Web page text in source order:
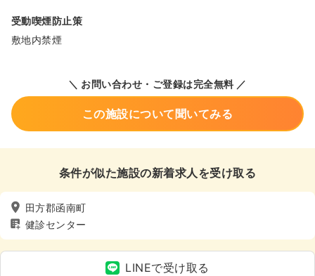
受動喫煙防止策
敷地内禁煙
＼ お問い合わせ・ご登録は完全無料 ／
この施設について聞いてみる
条件が似た施設の新着求人を受け取る
田方郡函南町
健診センター
LINEで受け取る